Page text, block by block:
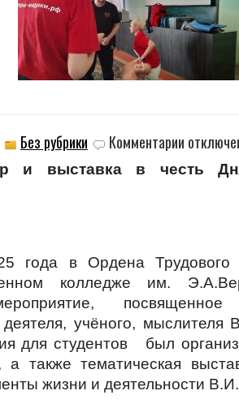
Без рубрики Комментарии записи
и выставка в честь
года в Ордена Трудового
колледже им.
учёного, мыслителя
для студентов был
а также тематическая
жизни и деятельности